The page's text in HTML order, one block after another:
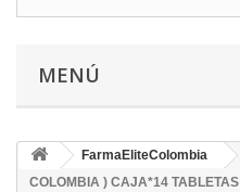
MENÚ
FarmaEliteColombia
COLOMBIA ) CAJA*14 TABLETAS